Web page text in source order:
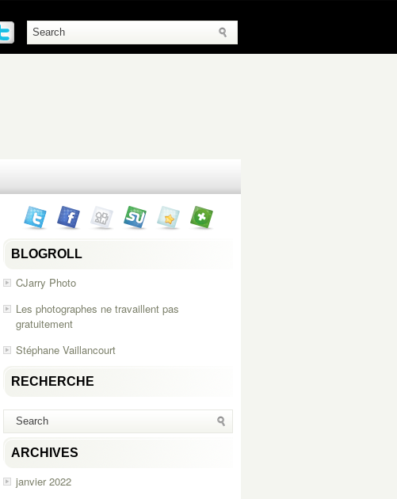
BLOGROLL
CJarry Photo
Les photographes ne travaillent pas
gratuitement
Stéphane Vaillancourt
RECHERCHE
ARCHIVES
janvier 2022